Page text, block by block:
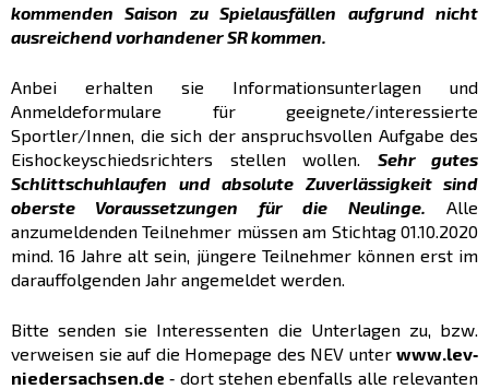
kommenden Saison zu Spielausfällen aufgrund nicht
ausreichend vorhandener SR kommen.
Anbei erhalten sie Informationsunterlagen und
Anmeldeformulare für geeignete/interessierte
Sportler/Innen, die sich der anspruchsvollen Aufgabe des
Eishockeyschiedsrichters stellen wollen. Sehr gutes
Schlittschuhlaufen und absolute Zuverlässigkeit sind
oberste Voraussetzungen für die Neulinge. Alle
anzumeldenden Teilnehmer müssen am Stichtag 01.10.2020
mind. 16 Jahre alt sein, jüngere Teilnehmer können erst im
darauffolgenden Jahr angemeldet werden.
Bitte senden sie Interessenten die Unterlagen zu, bzw.
verweisen sie auf die Homepage des NEV unter www.lev‐
niedersachsen.de ‐ dort stehen ebenfalls alle relevanten